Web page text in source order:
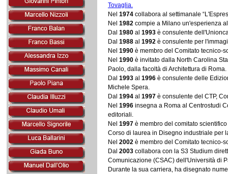
Tovaglia.
Nel 1974 collabora al settimanale
Nel 1982 compie a Milano un'esperienza
Dal 1980 al 1993 è consulente
Dal 1988 al 1992 è consulente per
Nel 1990 è membro del Comitato tecnico-
Nel 1990 è invitato dalla North Carolina
Paolo, dalla facoltà di Architettura di Roma.
Dal 1993 al 1996 è consulente delle
Michele Spera.
Dal 1994 al 1997 è consulente del CTP,
Nel 1996 insegna a Roma al Centrostudi
editoriali.
Nel 1997 è membro del comitato
Corso di laurea in Disegno industriale per
Nel 2002 è membro del Comitato tecnico-
Dal 2003 collabora con la S3 Studium
Comunicazione (CSAC) dell'Università di
Durante la sua carriera, ha disegnato